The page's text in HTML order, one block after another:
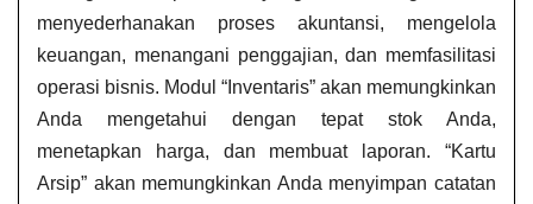
menyederhanakan proses akuntansi, mengelola
keuangan, menangani penggajian, dan memfasilitasi
operasi bisnis. Modul “Inventaris” akan memungkinkan
Anda mengetahui dengan tepat stok Anda,
menetapkan harga, dan membuat laporan. “Kartu
Arsip” akan memungkinkan Anda menyimpan catatan